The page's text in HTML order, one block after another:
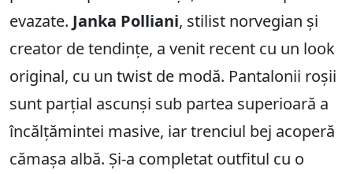
evazate. Janka Polliani, stilist norvegian și
creator de tendințe, a venit recent cu un look
original, cu un twist de modă. Pantalonii roșii
sunt parțial ascunși sub partea superioară a
încălțămintei masive, iar trenciul bej acoperă
cămașa albă. Și-a completat outfitul cu o